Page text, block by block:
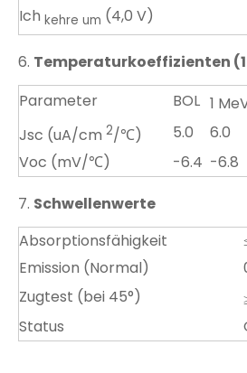
Ich kehre um (4,0 V)
6. Temperaturkoeffizienten
Parameter
BOL 1
Jsc (uA/cm 2/℃) 5.0
6.0
Voc (mV/℃)
-6.4 -6.8
7. Schwellenwerte
Absorptionsfähigkeit
Emission (Normal)
Zugtest (bei 45°)
Status